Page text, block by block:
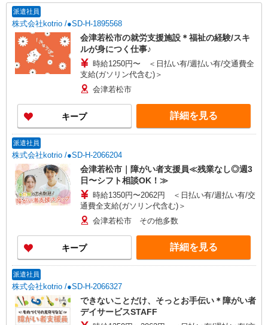
派遣社員
株式会社kotrio /●SD-H-1895568
会津若松市の就労支援施設＊福祉の経験/スキ
ルが身につく仕事♪
時給1250円〜 ＜日払い有/週払い有/交通費全
支給(ガソリン代含む)＞
会津若松市
キープ 詳細を見る
派遣社員
株式会社kotrio /●SD-H-2066204
会津若松市｜障がい者支援員≪残業なし◎週3
日〜シフト相談OK！≫
時給1350円〜2062円 ＜日払い有/週払い有/交
通費全支給(ガソリン代含む)＞
会津若松市 その他多数
キープ 詳細を見る
派遣社員
株式会社kotrio /●SD-H-2066327
できないことだけ、そっとお手伝い＊障がい者
デイサービスSTAFF